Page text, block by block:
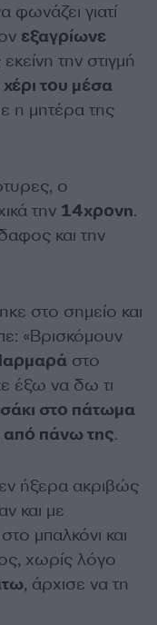
γιατί
εξαγρίωνε
την στιγμή
χέρι του μέσα
η μητέρα της
ο
την 14χρονη.
και την
στο σημείο και
«Βρισκόμουν
στο
έξω να δω τι
στο πάτωμα
από πάνω της.
ήξερα ακριβώς
και με
μπαλκόνι και
χωρίς λόγο
, άρχισε να τη